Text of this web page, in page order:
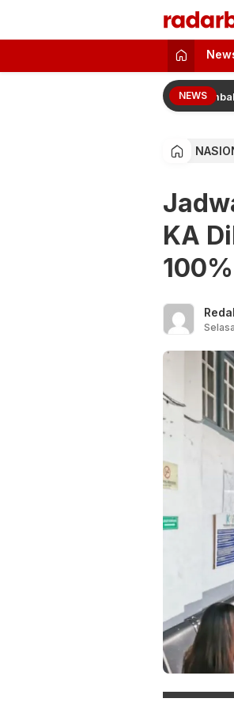
Informasi
NEWS
Juara 2 hingga 4 Dapat Tambahan
KA
100%